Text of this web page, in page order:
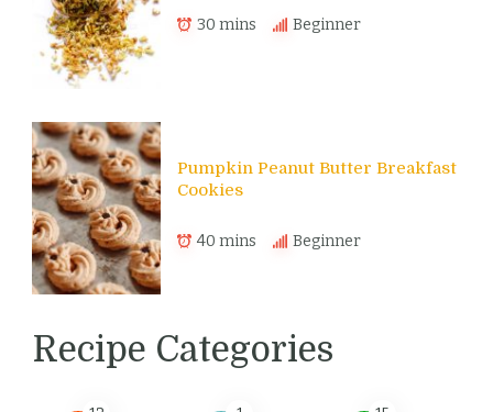
30 mins Beginner
Pumpkin Peanut Butter Breakfast
Cookies
40 mins Beginner
Recipe Categories